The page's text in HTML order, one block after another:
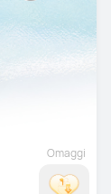
Omaggi